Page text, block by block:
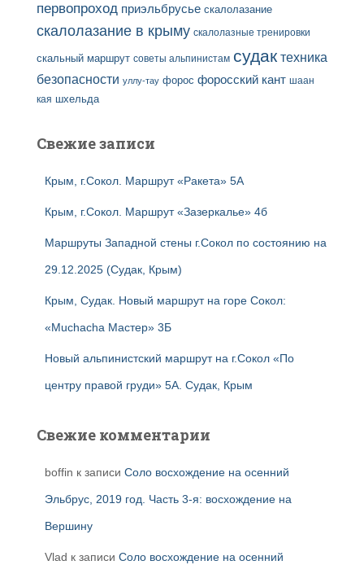
первопроход приэльбрусье скалолазание
скалолазание в крыму скалолазные тренировки
скальный маршрут советы альпинистам судак техника
безопасности уллу-тау форос форосский кант шаан
кая шхельда
Свежие записи
Крым, г.Сокол. Маршрут «Ракета» 5А
Крым, г.Сокол. Маршрут «Зазеркалье» 4б
Маршруты Западной стены г.Сокол по состоянию на
29.12.2025 (Судак, Крым)
Крым, Судак. Новый маршрут на горе Сокол:
«Muchacha Мастер» 3Б
Новый альпинистский маршрут на г.Сокол «По
центру правой груди» 5А. Судак, Крым
Свежие комментарии
boffin к записи Соло восхождение на осенний
Эльбрус, 2019 год. Часть 3-я: восхождение на
Вершину
Vlad к записи Соло восхождение на осенний